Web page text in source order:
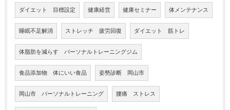
ダイエット 目標設定 健康経営 健康セミナー 体メンテナンス
睡眠不足解消 ストレッチ 疲労回復 ダイエット 筋トレ
体脂肪を減らす パーソナルトレーニングジム
食品添加物 体にいい食品 姿勢診断 岡山市
岡山市 パーソナルトレーニング 腰痛 ストレス